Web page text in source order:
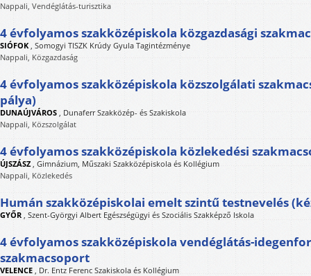
Nappali, Vendéglátás-turisztika
4 évfolyamos szakközépiskola közgazdasági
SIÓFOK , Somogyi TISZK Krúdy Gyula Tagintézménye
Nappali, Közgazdaság
4 évfolyamos szakközépiskola közszolgálati
pálya)
DUNAÚJVÁROS , Dunaferr Szakközép- és Szakiskola
Nappali, Közszolgálat
4 évfolyamos szakközépiskola közlekedési
ÚJSZÁSZ, Gimnázium, Műszaki Szakközépiskola és Kollégium
Nappali, Közlekedés
Humán szakközépiskolai emelt szintű testnevelés
GYŐR , Szent-Györgyi Albert Egészségügyi és Szociális Szakképző Iskola
4 évfolyamos szakközépiskola vendéglátás-
szakmacsoport
VELENCE , Dr. Entz Ferenc Szakiskola és Kollégium